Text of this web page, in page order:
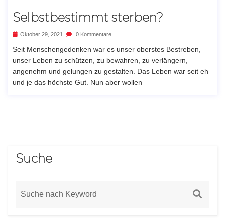
Selbstbestimmt sterben?
Oktober 29, 2021 0 Kommentare
Seit Menschengedenken war es unser oberstes Bestreben,
unser Leben zu schützen, zu bewahren, zu verlängern,
angenehm und gelungen zu gestalten. Das Leben war seit eh
und je das höchste Gut. Nun aber wollen
Suche